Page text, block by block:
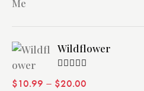
Wildflower
con4.00
$10.99 – $20.00